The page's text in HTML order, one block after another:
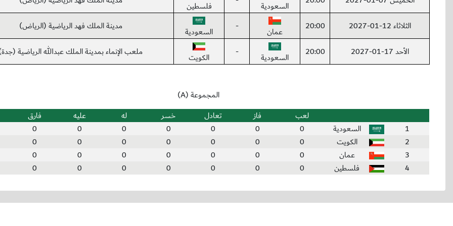
السعودية فلسطين
الثلاثاء 12-01-2027
20:00 عمان - السعودية
مدينة الملك فهد الرياضية (الرياض)
الأحد 17-01-2027
20:00 السعودية - الكويت ملعب الإنماء بمدينة الملك عبدالله الرياضية
المجموعة (A)
لعب
فاز تعادل خسر له عليه فارق
1
السعودية 0
0
0
0
0
0
0
2
الكويت 0
0
0
0
0
0
0
3
عمان 0
0
0
0
0
0
0
4
فلسطين 0
0
0
0
0
0
0